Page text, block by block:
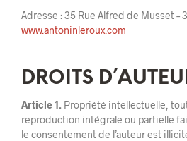
Adresse : 35 Rue Alfred de Musset –
www.antoninleroux.com
DROITS
Article 1. Propriété intellectuelle,
reproduction intégrale ou partielle
le consentement de l’auteur est